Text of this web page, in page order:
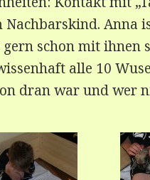
Anna
schon mit ihnen
alle 10
dran war und wer